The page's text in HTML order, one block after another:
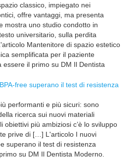
classico, impiegato nei
offre vantaggi, ma presenta
mostra uno studio condotto in
universitario, sulla perdita
Mantenitore di spazio estetico
semplificata per il paziente
essere il primo su DM Il Dentista
free superano il test di resistenza
performanti e più sicuri: sono
ricerca sui nuovi materiali
obiettivi più ambiziosi c’è lo sviluppo
prive di […] L'articolo I nuovi
superano il test di resistenza
su DM Il Dentista Moderno.